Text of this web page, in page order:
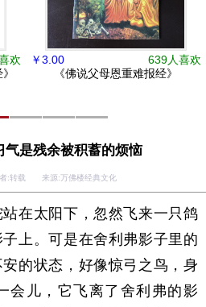
欢 639人喜欢
￥3.00
《佛说父母恩重难报经》
气是残余被积蓄的烦恼
:转载 来源:万佛楼经典文化
在太阳下，忽然飞来一只鸽
上。可是在舍利弗影子里的
的状态，好像惊弓之鸟，身
会儿，它飞离了舍利弗的影